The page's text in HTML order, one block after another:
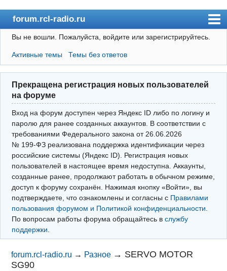
forum.rcl-radio.ru
rcl-radio.ru
Форум
Пользователи
Правила
Поиск
Вход(логин\пароль)
Войти через Яндекс ID
Выйти
Вы не вошли. Пожалуйста, войдите или зарегистрируйтесь.
Активные темы Темы без ответов
Прекращена регистрация новых пользователей
на форуме
Вход на форум доступен через Яндекс ID либо по логину и
паролю для ранее созданных аккаунтов. В соответствии с
требованиями Федерального закона от 26.06.2026
№ 199‑ФЗ реализована поддержка идентификации через
российские системы (Яндекс ID). Регистрация новых
пользователей в настоящее время недоступна. Аккаунты,
созданные ранее, продолжают работать в обычном режиме,
доступ к форуму сохранён. Нажимая кнопку «Войти», вы
подтверждаете, что ознакомлены и согласны с Правилами
пользования форумом и Политикой конфиденциальности
По вопросам работы форума обращайтесь в службу
поддержки
forum.rcl-radio.ru → Разное → SERVO MOTOR
SG90